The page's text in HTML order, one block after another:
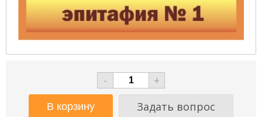
-
+
Задать вопрос